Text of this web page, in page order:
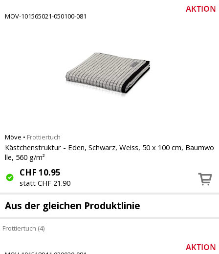
MOV-101565021-050100-081
Möve • Frottiertuch
Kästchenstruktur - Eden, Schwarz, Weiss, 50 x 100 cm, Baumwo
lle, 560 g/m²
CHF 10.95
statt CHF 21.90
Aus der gleichen Produktlinie
Frottiertuch (4)